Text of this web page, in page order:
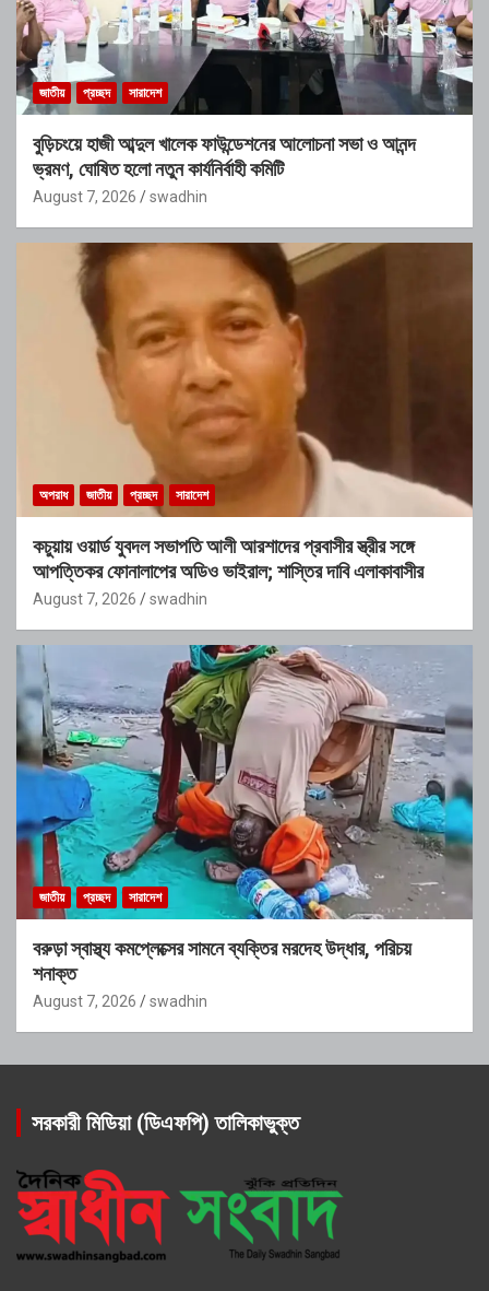
জাতীয় প্রচ্ছদ সারাদেশ
বুড়িচংয়ে হাজী আব্দুল খালেক ফাউন্ডেশনের আলোচনা সভা ও আনন্দ
ভ্রমণ, ঘোষিত হলো নতুন কার্যনির্বাহী কমিটি
August 7, 2026 swadhin
অপরাধ জাতীয় প্রচ্ছদ সারাদেশ
কচুয়ায় ওয়ার্ড যুবদল সভাপতি আলী আরশাদের প্রবাসীর স্ত্রীর সঙ্গে
আপত্তিকর ফোনালাপের অডিও ভাইরাল; শাস্তির দাবি এলাকাবাসীর
August 7, 2026 swadhin
জাতীয় প্রচ্ছদ সারাদেশ
বরুড়া স্বাস্থ্য কমপ্লেক্সের সামনে ব্যক্তির মরদেহ উদ্ধার, পরিচয়
শনাক্ত
August 7, 2026 swadhin
সরকারী মিডিয়া (ডিএফপি) তালিকাভুক্ত